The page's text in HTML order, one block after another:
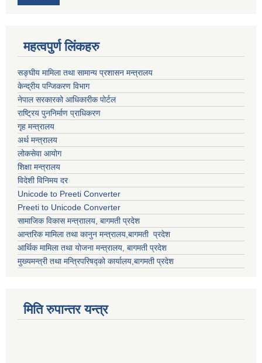
महत्वपुर्ण लिंकहरु
सङ्घीय मामिला तथा सामान्य प्रशासन मन्त्रालय
केन्द्रीय पन्जिकरण विभाग
नेपाल सरकारको आधिकारीक पोर्टल
राष्ट्रिय पुननिर्माण प्राधिकरण
गृह मन्त्रालय
अर्थ मन्त्रालय
लोकसेवा आयोग
शिक्षा मन्त्रालय
विदेशी विनिमय दर
Unicode to Preeti Converter
Preeti to Unicode Converter
सामाजिक विकास मन्त्राालय, बागमती प्रदेश
आन्तरिक मामिला तथा कानुन मन्त्रालय,बागमती प्रदेश
आर्थिक मामिला तथा योजना मन्त्रालय, बागमती प्रदेश
मुख्यमन्त्री तथा मन्त्रिपरिषद्को कार्यालय,बागमती प्रदेश
मिति रुपान्तर यन्त्र